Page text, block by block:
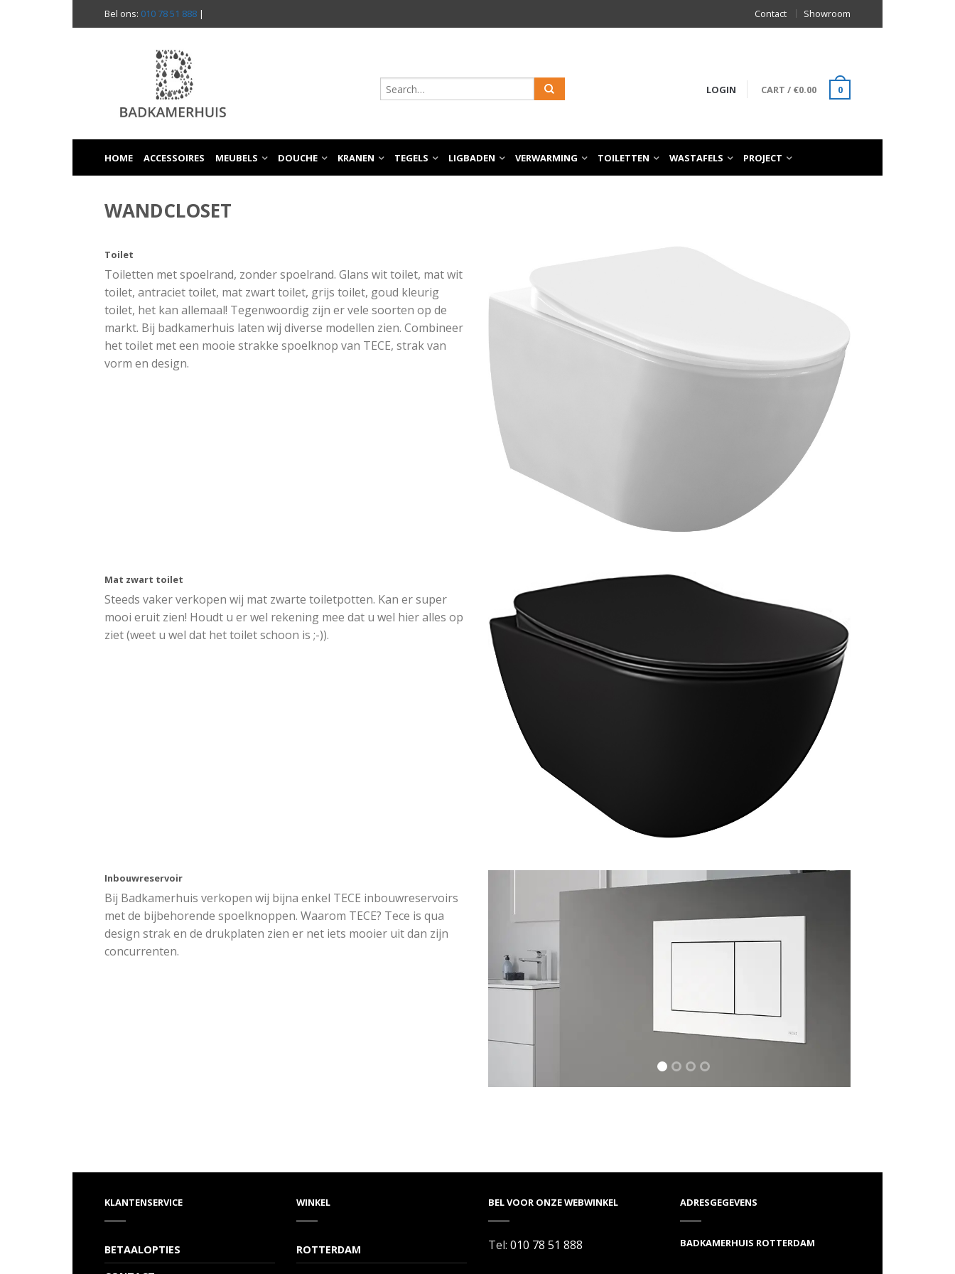
Bel ons: 010 78 51 888 | Contact Showroom
LOGIN CART / €0.00 0
HOME ACCESSOIRES MEUBELS DOUCHE KRANEN TEGELS LIGBADEN VERWARMING TOILETTEN WASTAFELS PROJECT
WANDCLOSET
Toilet
Toiletten met spoelrand, zonder spoelrand. Glans wit toilet, mat wit
toilet, antraciet toilet, mat zwart toilet, grijs toilet, goud kleurig
toilet, het kan allemaal! Tegenwoordig zijn er vele soorten op de
markt. Bij badkamerhuis laten wij diverse modellen zien. Combineer
het toilet met een mooie strakke spoelknop van TECE, strak van
vorm en design.
Mat zwart toilet
Steeds vaker verkopen wij mat zwarte toiletpotten. Kan er super
mooi eruit zien! Houdt u er wel rekening mee dat u wel hier alles op
ziet (weet u wel dat het toilet schoon is ;-)).
Inbouwreservoir
Bij Badkamerhuis verkopen wij bijna enkel TECE inbouwreservoirs
met de bijbehorende spoelknoppen. Waarom TECE? Tece is qua
design strak en de drukplaten zien er net iets mooier uit dan zijn
concurrenten.
KLANTENSERVICE
BETAALOPTIES
WINKEL
ROTTERDAM
BEL VOOR ONZE WEBWINKEL
Tel: 010 78 51 888
ADRESGEGEVENS
BADKAMERHUIS ROTTERDAM